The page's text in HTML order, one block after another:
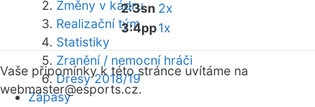
Změny v kádru
Realizační tým
Statistiky
Zranění / nemocní hráči
Dresy 2018/19
Zápasy
2:3sn 2x
3:4pp1x
Vaše připomínky k této stránce uvítáme na
webmaster@esports.cz.